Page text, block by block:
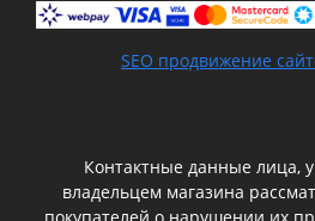
SEO продвижение
Контактные данные лица,
владельцем магазина